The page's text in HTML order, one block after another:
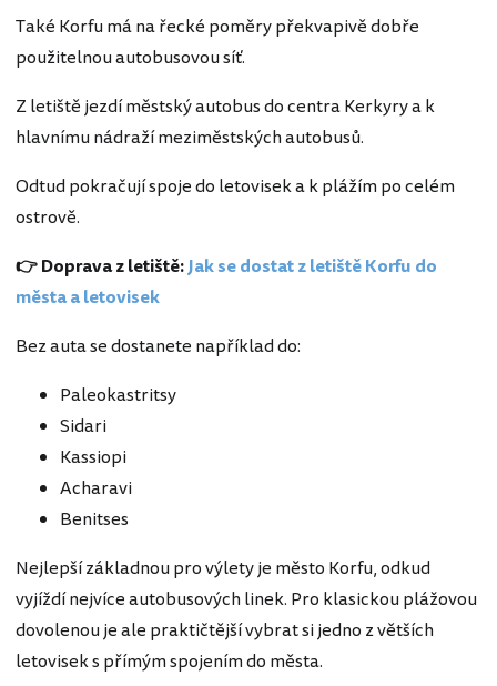
Také Korfu má na řecké poměry překvapivě dobře
použitelnou autobusovou síť.
Z letiště jezdí městský autobus do centra Kerkyry a k
hlavnímu nádraží meziměstských autobusů.
Odtud pokračují spoje do letovisek a k plážím po celém
ostrově.
👉 Doprava z letiště:Jak se dostat z letiště Korfu do
města a letovisek
Bez auta se dostanete například do:
Paleokastritsy
Sidari
Kassiopi
Acharavi
Benitses
Nejlepší základnou pro výlety je město Korfu, odkud
vyjíždí nejvíce autobusových linek. Pro klasickou plážovou
dovolenou je ale praktičtější vybrat si jedno z větších
letovisek s přímým spojením do města.